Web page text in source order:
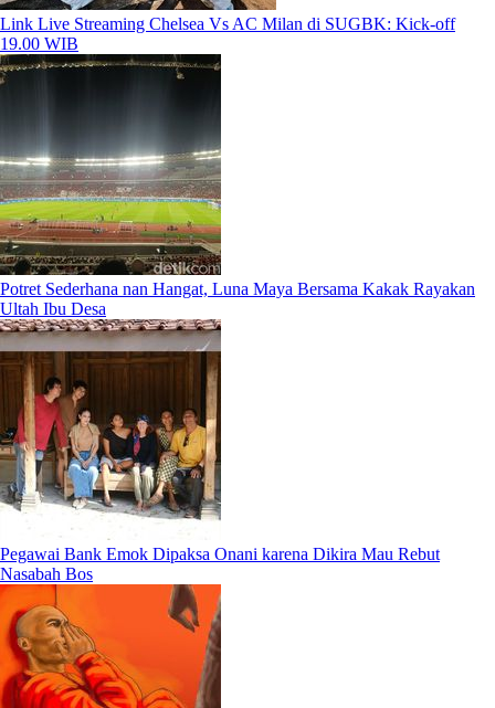
Link Live Streaming Chelsea Vs AC Milan di SUGBK: Kick-off
19.00 WIB
Potret Sederhana nan Hangat, Luna Maya Bersama Kakak Rayakan
Ultah Ibu Desa
Pegawai Bank Emok Dipaksa Onani karena Dikira Mau Rebut
Nasabah Bos